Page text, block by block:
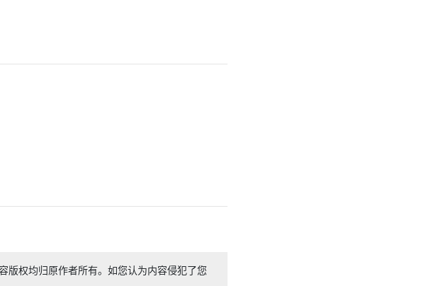
版权均归原作者所有。如您认为内容侵犯了您